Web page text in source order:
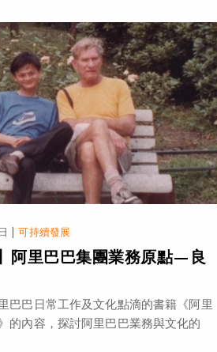
| 可持續發展
阿里巴巴集團業務原點—良
巴巴日常工作及文化點滴的書籍《阿里
的內容，探討阿里巴巴業務與文化的